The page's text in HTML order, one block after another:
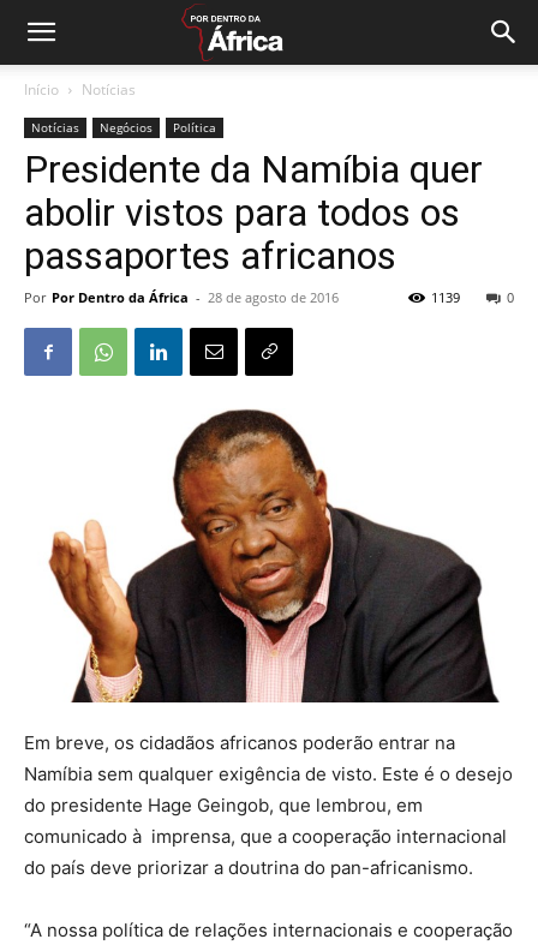
Início Notícias
Notícias Negócios Política
Presidente da Namíbia quer
abolir vistos para todos os
passaportes africanos
Por Por Dentro da África - 28 de agosto de 2016 0
1139
Em breve, os cidadãos africanos poderão entrar na
Namíbia sem qualquer exigência de visto. Este é o desejo
do presidente Hage Geingob, que lembrou, em
comunicado à imprensa, que a cooperação internacional
do país deve priorizar a doutrina do pan-africanismo.
“A nossa política de relações internacionais e cooperação